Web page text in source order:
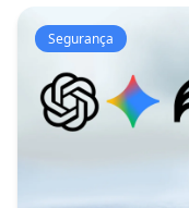
Segurança